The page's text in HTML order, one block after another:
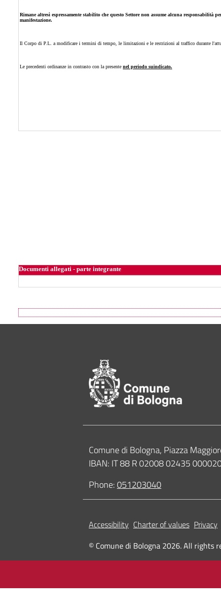
Rimane altresì espressamente stabilito che questo Settore non assume alcuna
manifestazione.
Il Corpo di P.L. a modificare i termini di tempo, le limitazioni e le restrizioni al traffico durante
Le precedenti ordinanze in contrasto con la presente nel periodo suindicato.
Documenti allegati - parte integrante
Contacts
Comune di Bologna, Piazza
IBAN: IT 88 R 02008 02435
Phone:051203040
Accessibility Charter of values Privacy
© Comune di Bologna 2026. All rights